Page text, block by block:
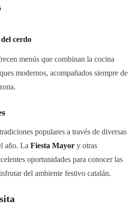
cerdo
menús que combinan la cocina
modernos, acompañados siempre de
populares a través de diversas
año. La Fiesta Mayor y otras
oportunidades para conocer las
del ambiente festivo catalán.